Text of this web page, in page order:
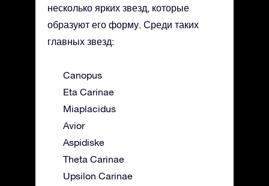
несколько ярких звезд, которые
образуют его форму. Среди таких
главных звезд:
Canopus
Eta Carinae
Miaplacidus
Avior
Aspidiske
Theta Carinae
Upsilon Carinae